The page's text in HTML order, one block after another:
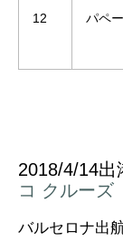
12 パペ
​2018/4/14
コ クルーズ
バルセロナ出